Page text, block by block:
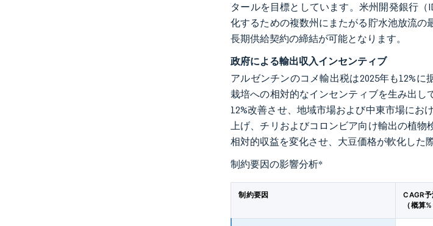
タールを目標としています。米州開発銀行
化するための複数州にまたがる貯水池放流の
長期供給契約の締結が可能となります。
政府による輸出収入インセンティブ
アルゼンチンのコメ輸出税は2025年も12%
栽培への相対的なインセンティブを生み出し
12%改善させ、地域市場および中東市場にお
上げ、チリおよびコロンビア向け輸出の植
相対的収益を変化させ、大豆価格が軟化した
制約要因の影響分析*
制約要因
CAGR
（概算%